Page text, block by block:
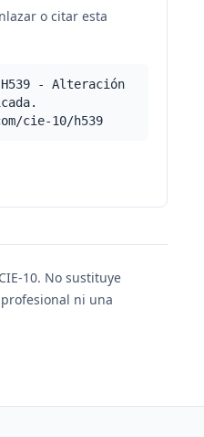
o citar esta
- Alteración
cie-10/h539
10. No sustituye
ni una